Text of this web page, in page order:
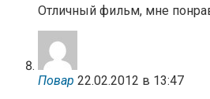
Отличный фильм, мне
Повар 22.02.2012 в 13:47